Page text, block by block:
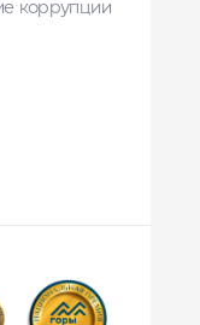
коррупции